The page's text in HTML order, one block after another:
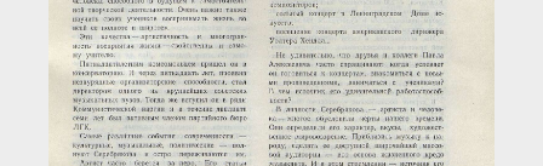
Загрузка...